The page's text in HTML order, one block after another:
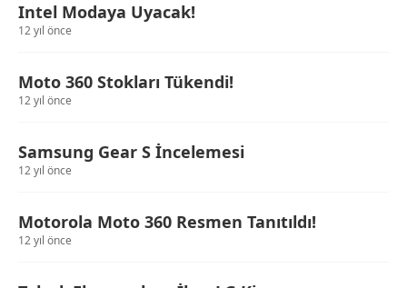
Intel Modaya Uyacak!
12 yıl önce
Moto 360 Stokları Tükendi!
12 yıl önce
Samsung Gear S İncelemesi
12 yıl önce
Motorola Moto 360 Resmen Tanıtıldı!
12 yıl önce